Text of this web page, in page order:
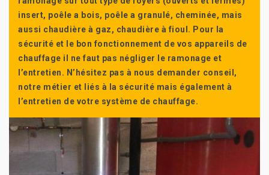
insert, poêle a bois, poêle a granulé, cheminée, mais
aussi chaudière à gaz, chaudière à fioul. Pour la
sécurité et le bon fonctionnement de vos appareils de
chauffage il ne faut pas négliger le ramonage et
l’entretien. N’hésitez pas à nous demander conseil,
notre métier et liés à la sécurité mais également à
l’entretien de votre système de chauffage.